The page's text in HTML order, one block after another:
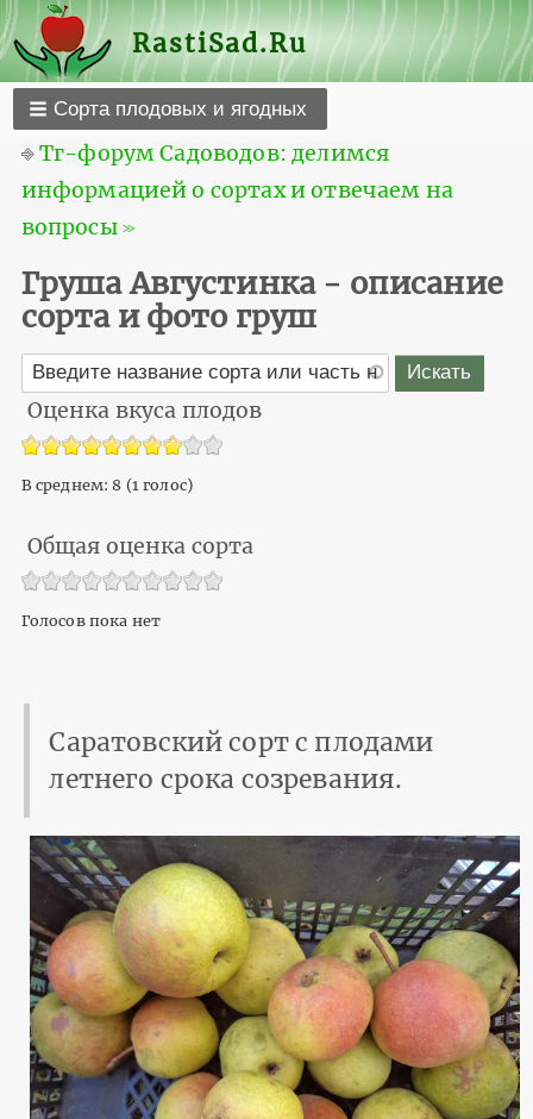
RastiSad.Ru
Сорта плодовых и ягодных
⎆Тг-форум Садоводов: делимся
информацией о сортах и отвечаем на
вопросы ≫
Груша Августинка - описание
сорта и фото груш
Оценка вкуса плодов
В среднем:8 (1голос)
Общая оценка сорта
Голосов пока нет
Саратовский сорт с плодами
летнего срока созревания.